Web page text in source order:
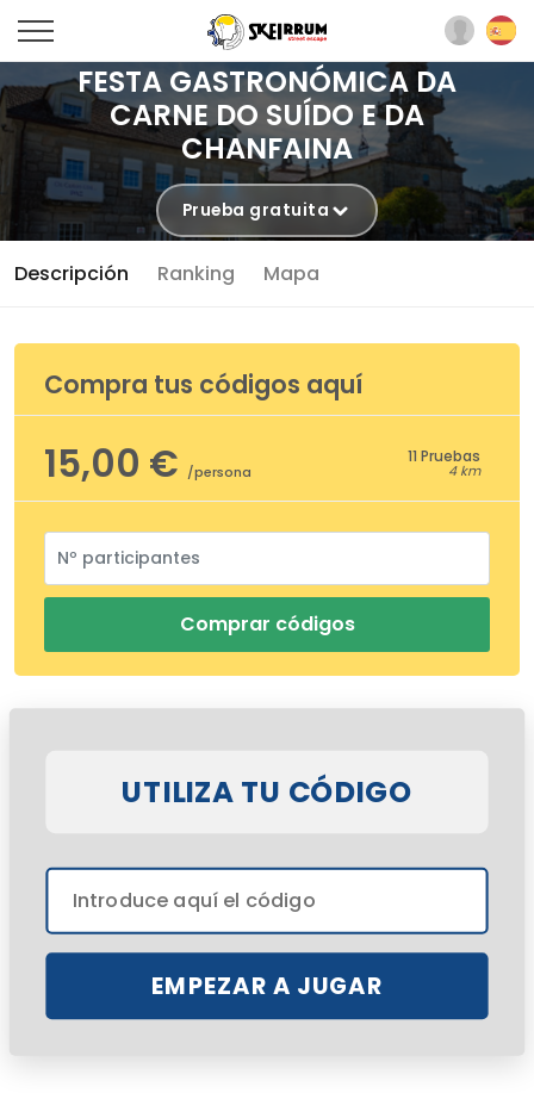
FESTA GASTRONÓMICA DA
CARNE DO SUÍDO E DA
CHANFAINA
Prueba gratuita
Descripción Ranking Mapa
Compra tus códigos aquí
15,00 € /persona
11 Pruebas
4 km
Comprar códigos
UTILIZA TU CÓDIGO
EMPEZAR A JUGAR